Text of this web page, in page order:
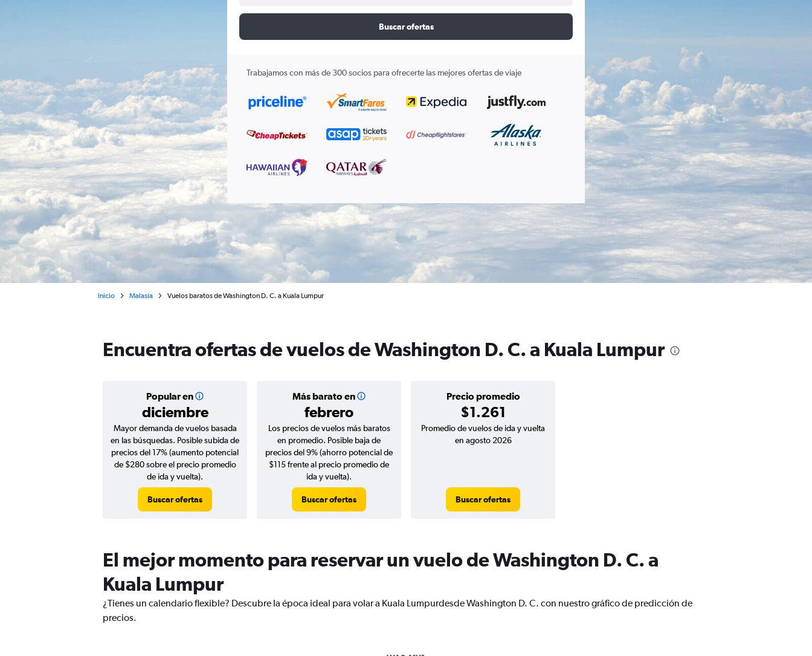
Buscar ofertas
Trabajamos con más de 300 socios para ofrecerte las mejores ofertas de viaje
Inicio Malasia Vuelos baratos de Washington D. C. a Kuala Lumpur
Encuentra ofertas de vuelos de Washington D. C. a Kuala Lumpur
Popular en
diciembre
Más barato en
febrero
Precio promedio
$1.261
Mayor demanda de vuelos basada
en las búsquedas. Posible subida de
precios del 17% (aumento potencial
de $280 sobre el precio promedio
de ida y vuelta).
Buscar ofertas
Los precios de vuelos más baratos
en promedio. Posible baja de
precios del 9% (ahorro potencial de
$115 frente al precio promedio de
ida y vuelta).
Buscar ofertas
Promedio de vuelos de ida y vuelta
en agosto 2026
Buscar ofertas
El mejor momento para reservar un vuelo de Washington D. C. a
Kuala Lumpur
¿Tienes un calendario flexible? Descubre la época ideal para volar a Kuala Lumpurdesde Washington D. C. con nuestro gráfico de predicción de
precios.